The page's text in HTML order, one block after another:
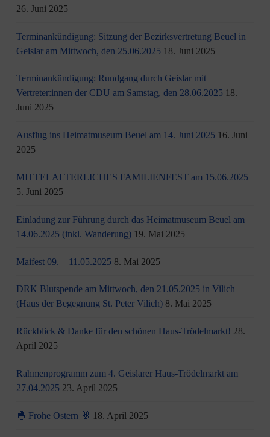
26. Juni 2025
Terminankündigung: Sitzung der Bezirksvertretung Beuel in
Geislar am Mittwoch, den 25.06.2025 18. Juni 2025
Terminankündigung: Rundgang durch Geislar mit
Vertreter:innen der CDU am Samstag, den 28.06.2025 18.
Juni 2025
Ausflug ins Heimatmuseum Beuel am 14. Juni 2025 16. Juni
2025
MITTELALTERLICHES FAMILIENFEST am 15.06.2025
5. Juni 2025
Einladung zur Führung durch das Heimatmuseum Beuel am
14.06.2025 (inkl. Wanderung) 19. Mai 2025
Maifest 09. – 11.05.2025 8. Mai 2025
DRK Blutspende am Mittwoch, den 21.05.2025 in Vilich
(Haus der Begegnung St. Peter Vilich) 8. Mai 2025
Rückblick & Danke für den schönen Haus-Trödelmarkt! 28.
April 2025
Rahmenprogramm zum 4. Geislarer Haus-Trödelmarkt am
27.04.2025 23. April 2025
🐣 Frohe Ostern 🐰 18. April 2025